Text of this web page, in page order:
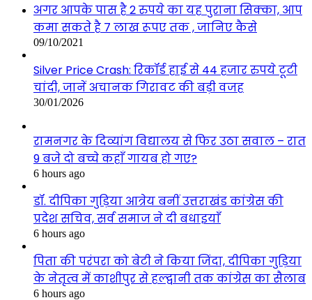
अगर आपके पास है 2 रुपये का यह पुराना सिक्का, आप
कमा सकते है 7 लाख रूपए तक , जानिए कैसे
09/10/2021
Silver Price Crash: रिकॉर्ड हाई से 44 हजार रुपये टूटी
चांदी, जानें अचानक गिरावट की बड़ी वजह
30/01/2026
रामनगर के दिव्यांग विद्यालय से फिर उठा सवाल – रात
9 बजे दो बच्चे कहाँ गायब हो गए?
6 hours ago
डॉ. दीपिका गुड़िया आत्रेय बनीं उत्तराखंड कांग्रेस की
प्रदेश सचिव, सर्व समाज ने दी बधाइयाँ
6 hours ago
पिता की परंपरा को बेटी ने किया जिंदा, दीपिका गुड़िया
के नेतृत्व में काशीपुर से हल्द्वानी तक कांग्रेस का सैलाब
6 hours ago